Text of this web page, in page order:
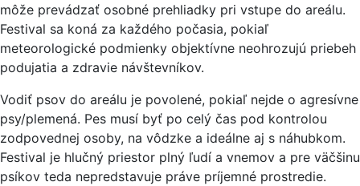
môže prevádzať osobné prehliadky pri vstupe do areálu.
Festival sa koná za každého počasia, pokiaľ
meteorologické podmienky objektívne neohrozujú priebeh
podujatia a zdravie návštevníkov.
Vodiť psov do areálu je povolené, pokiaľ nejde o agresívne
psy/plemená. Pes musí byť po celý čas pod kontrolou
zodpovednej osoby, na vôdzke a ideálne aj s náhubkom.
Festival je hlučný priestor plný ľudí a vnemov a pre väčšinu
psíkov teda nepredstavuje práve príjemné prostredie.